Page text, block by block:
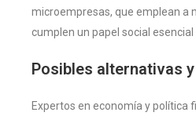
microempresas, que emplean a
cumplen un papel social
Posibles alternativas
Expertos en economía y política